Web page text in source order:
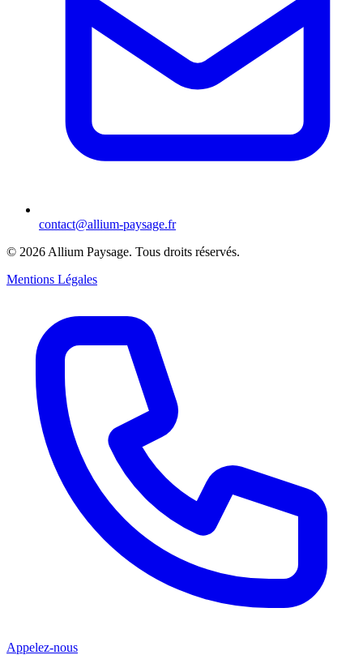
contact@allium-paysage.fr
© 2026 Allium Paysage. Tous droits réservés.
Mentions Légales
Appelez-nous